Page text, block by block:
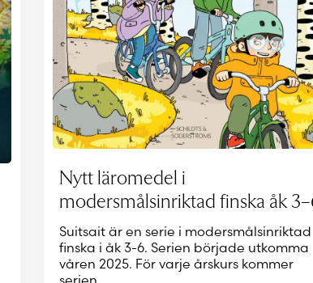
Nytt läromedel i
modersmålsinriktad finska åk
Suitsait är en serie i modersmålsinriktad
finska i åk 3-6. Serien började utkomma
våren 2025. För varje årskurs kommer